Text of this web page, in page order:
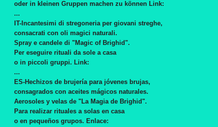
oder in kleinen Gruppen machen zu können Link:
...
IT-Incantesimi di stregoneria per giovani streghe,
consacrati con oli magici naturali.
Spray e candele di "Magic of Brighid".
Per eseguire rituali da sole a casa
o in piccoli gruppi. Link:
...
ES-Hechizos de brujería para jóvenes brujas,
consagrados con aceites mágicos naturales.
Aerosoles y velas de "La Magia de Brighid".
Para realizar rituales a solas en casa
o en pequeños grupos. Enlace: